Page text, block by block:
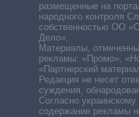
размещенные на
народного контроля
собственностью ОО
Дело».
Материалы,
рекламы: «Промо»,
«Партнерский
Редакция не несет
суждения,
Согласно украинскому
содержание рекламы